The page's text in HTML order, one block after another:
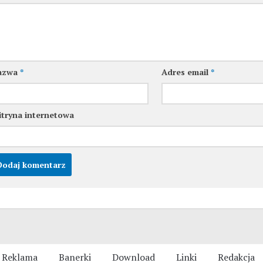
* Adres email*
internetowa
Reklama Banerki Download Linki Redakcja